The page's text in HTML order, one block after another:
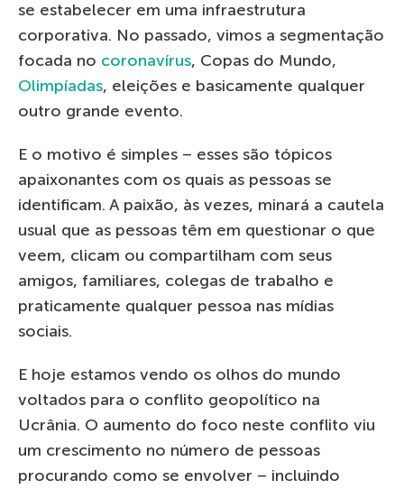
se estabelecer em uma infraestrutura
corporativa. No passado, vimos a segmentação
focada no coronavírus, Copas do Mundo,
Olimpíadas, eleições e basicamente qualquer
outro grande evento.
E o motivo é simples – esses são tópicos
apaixonantes com os quais as pessoas se
identificam. A paixão, às vezes, minará a cautela
usual que as pessoas têm em questionar o que
veem, clicam ou compartilham com seus
amigos, familiares, colegas de trabalho e
praticamente qualquer pessoa nas mídias
sociais.
E hoje estamos vendo os olhos do mundo
voltados para o conflito geopolítico na
Ucrânia. O aumento do foco neste conflito viu
um crescimento no número de pessoas
procurando como se envolver – incluindo